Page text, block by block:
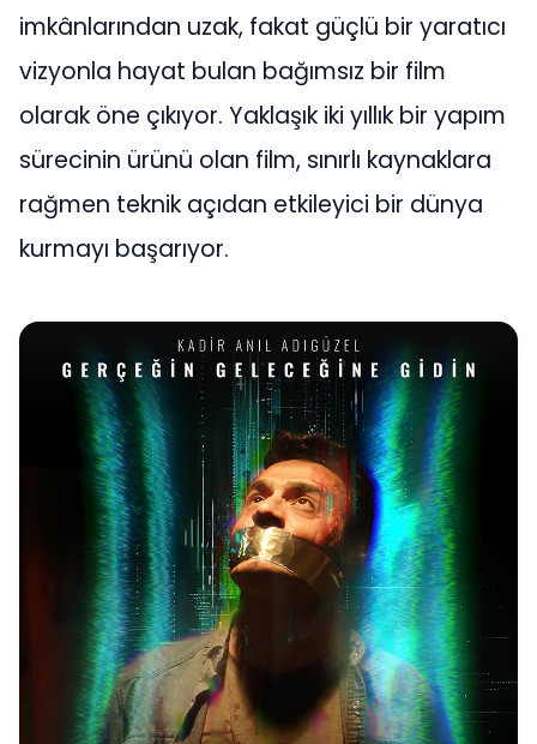
imkânlarından uzak, fakat güçlü bir yaratıcı
vizyonla hayat bulan bağımsız bir film
olarak öne çıkıyor. Yaklaşık iki yıllık bir yapım
sürecinin ürünü olan film, sınırlı kaynaklara
rağmen teknik açıdan etkileyici bir dünya
kurmayı başarıyor.